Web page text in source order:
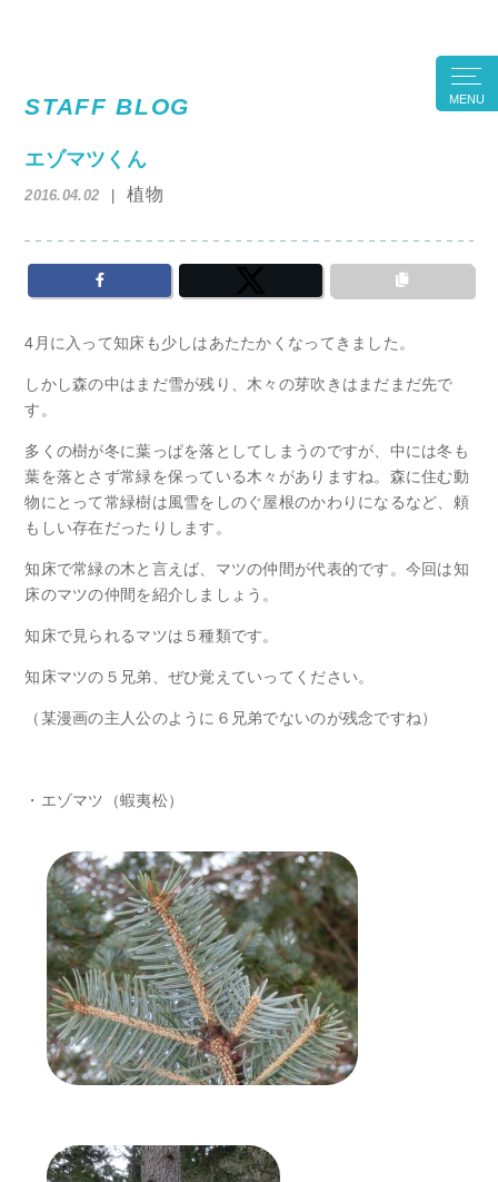
STAFF BLOG
エゾマツくん
2016.04.02 植物
4月に入って知床も少しはあたたかくなってきました。
しかし森の中はまだ雪が残り、木々の芽吹きはまだまだ先で
す。
多くの樹が冬に葉っぱを落としてしまうのですが、中には冬も
葉を落とさず常緑を保っている木々がありますね。森に住む動
物にとって常緑樹は風雪をしのぐ屋根のかわりになるなど、頼
もしい存在だったりします。
知床で常緑の木と言えば、マツの仲間が代表的です。今回は知
床のマツの仲間を紹介しましょう。
知床で見られるマツは５種類です。
知床マツの５兄弟、ぜひ覚えていってください。
（某漫画の主人公のように６兄弟でないのが残念ですね）
・エゾマツ（蝦夷松）
MENU